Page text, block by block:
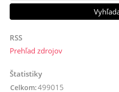
RSS
Prehľad zdrojov
Štatistiky
Celkom:499015